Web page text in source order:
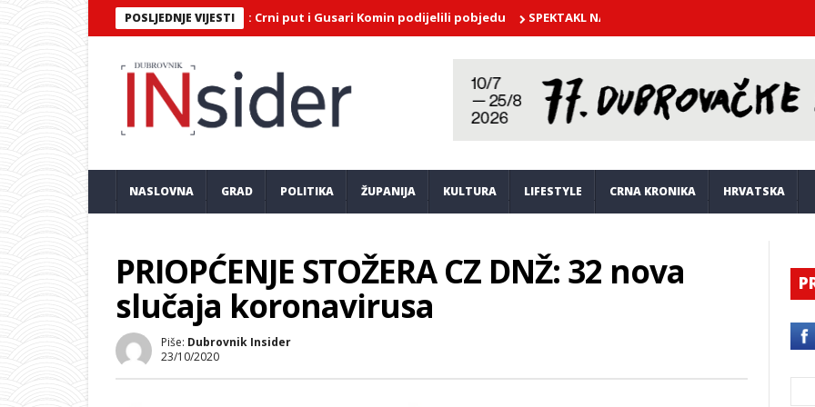
POSLJEDNJE VIJESTI
završnica Maratona lađa: Crni put i Gusari Komin podijelili pobjedu SPEKTAKL NA NERETVI! Plenković se susreo s
NASLOVNA GRAD POLITIKA ŽUPANIJA KULTURA LIFESTYLE CRNA KRONIKA HRVATSKA
PRIOPĆENJE STOŽERA CZ DNŽ: 32 nova
slučaja koronavirusa
Piše: Dubrovnik Insider
23/10/2020